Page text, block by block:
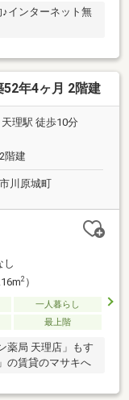
インターネット無
年4ヶ月 2階建
理駅 徒歩10分
階建
川原城町
し
2）
一人暮らし
最上階
薬局 天理店」もす
の賃貸のマサキへ